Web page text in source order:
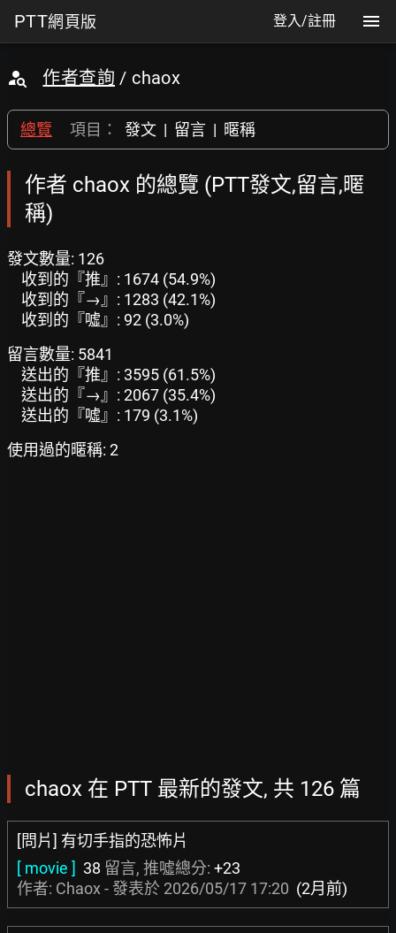
PTT網頁版 登入/註冊
作者查詢 / chaox
總覽 項目： 發文 | 留言 | 暱稱
作者 chaox 的總覽 (PTT發文,留言,暱
稱)
發文數量: 126
收到的『推』: 1674 (54.9%)
收到的『→』: 1283 (42.1%)
收到的『噓』: 92 (3.0%)
留言數量: 5841
送出的『推』: 3595 (61.5%)
送出的『→』: 2067 (35.4%)
送出的『噓』: 179 (3.1%)
使用過的暱稱: 2
chaox 在 PTT 最新的發文, 共 126 篇
[問片] 有切手指的恐怖片
[ movie ] 38 留言, 推噓總分: +23
作者: Chaox - 發表於 2026/05/17 17:20 (2月前)